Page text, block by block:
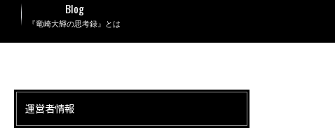
『竜崎大輝の思考録』とは
Blog
運営者情報